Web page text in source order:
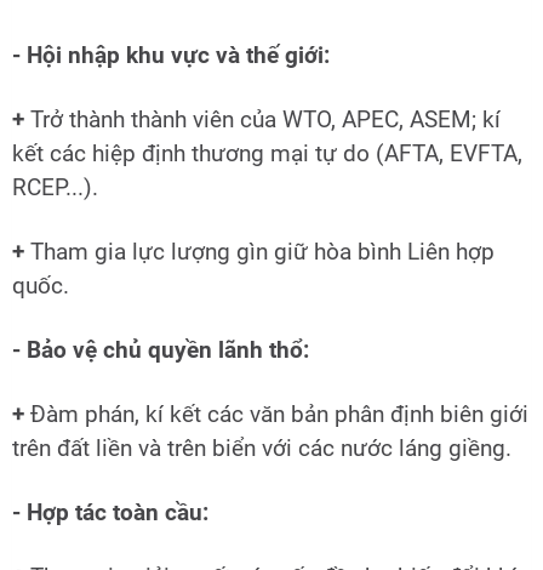
- Hội nhập khu vực và thế giới:
+ Trở thành thành viên của WTO, APEC, ASEM; kí
kết các hiệp định thương mại tự do (AFTA, EVFTA,
RCEP...).
+ Tham gia lực lượng gìn giữ hòa bình Liên hợp
quốc.
- Bảo vệ chủ quyền lãnh thổ:
+ Đàm phán, kí kết các văn bản phân định biên giới
trên đất liền và trên biển với các nước láng giềng.
- Hợp tác toàn cầu: